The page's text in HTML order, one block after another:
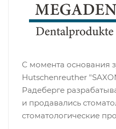
С момента основания
Hutschenreuther
Радеберге
и продавались
стоматологические